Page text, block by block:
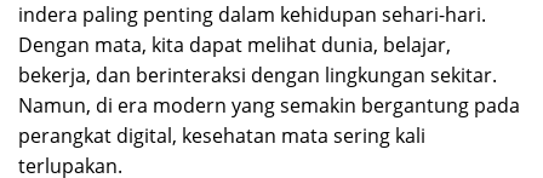
indera paling penting dalam kehidupan sehari-hari.
Dengan mata, kita dapat melihat dunia, belajar,
bekerja, dan berinteraksi dengan lingkungan sekitar.
Namun, di era modern yang semakin bergantung pada
perangkat digital, kesehatan mata sering kali
terlupakan.